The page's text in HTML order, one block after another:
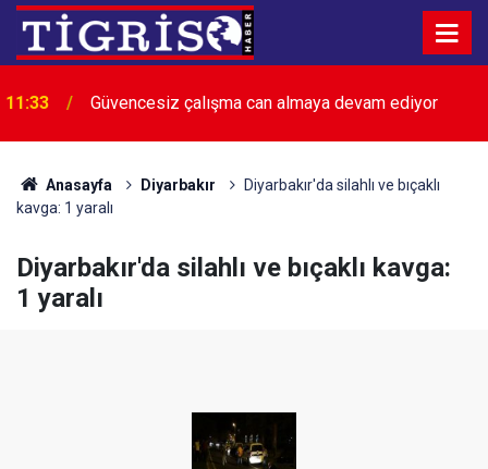
11:33 Güvencesiz çalışma can almaya devam ediyor
Anasayfa Diyarbakır
Diyarbakır'da silahlı ve bıçaklı
kavga: 1 yaralı
Diyarbakır'da silahlı ve bıçaklı kavga:
1 yaralı